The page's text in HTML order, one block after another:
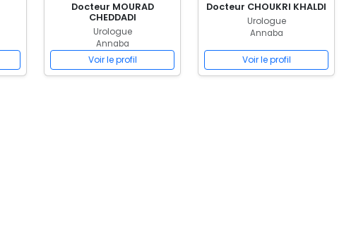
Docteur MOURAD
CHEDDADI
Urologue
Annaba
Voir le profil
Docteur CHOUKRI KHALDI
Urologue
Annaba
Voir le profil